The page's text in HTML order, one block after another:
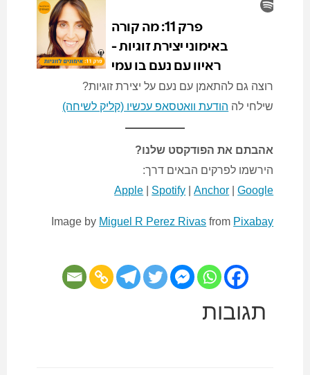
רוצה גם להתאמן עם נעם על יצירת זוגיות?
שילחי לה הודעת וואטסאפ עכשיו (קליק לשיחה)
אהבתם את הפודקסט שלנו?
הירשמו לפרקים הבאים דרך:
Apple | Spotify |Anchor |Google
Image by Miguel R Perez Rivas from Pixabay
תגובות